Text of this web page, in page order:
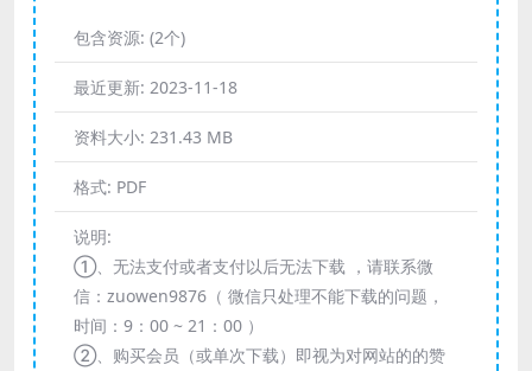
包含资源: (2个)
最近更新: 2023-11-18
资料大小: 231.43 MB
格式: PDF
说明:
①、无法支付或者支付以后无法下载 ，请联系微
信：zuowen9876（ 微信只处理不能下载的问题，
时间：9：00 ~ 21：00 ）
②、购买会员（或单次下载）即视为对网站的的赞